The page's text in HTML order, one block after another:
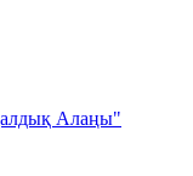
Алаңы"